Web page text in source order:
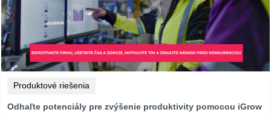
Produktové riešenia
Odhaľte potenciály pre zvýšenie produktivity pomocou iGrow